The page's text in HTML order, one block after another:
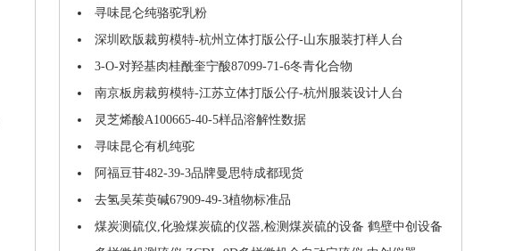
寻味昆仑纯骆驼乳粉
深圳欧版裁剪模特-杭州立体打版公仔-山东服装打样人台
3-O-对羟基肉桂酰奎宁酸87099-71-6冬青化合物
南京板房裁剪模特-江苏立体打版公仔-杭州服装设计人台
灵芝烯酸A100665-40-5样品溶解性数据
寻味昆仑有机纯驼
阿福豆苷482-39-3品牌曼思特成都现货
去氢吴茱萸碱67909-49-3植物标准品
煤炭测硫仪,化验煤炭硫的仪器,检测煤炭硫的设备 鹤壁中创设备